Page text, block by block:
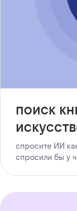
поиск
спросите ИИ
спросили бы у